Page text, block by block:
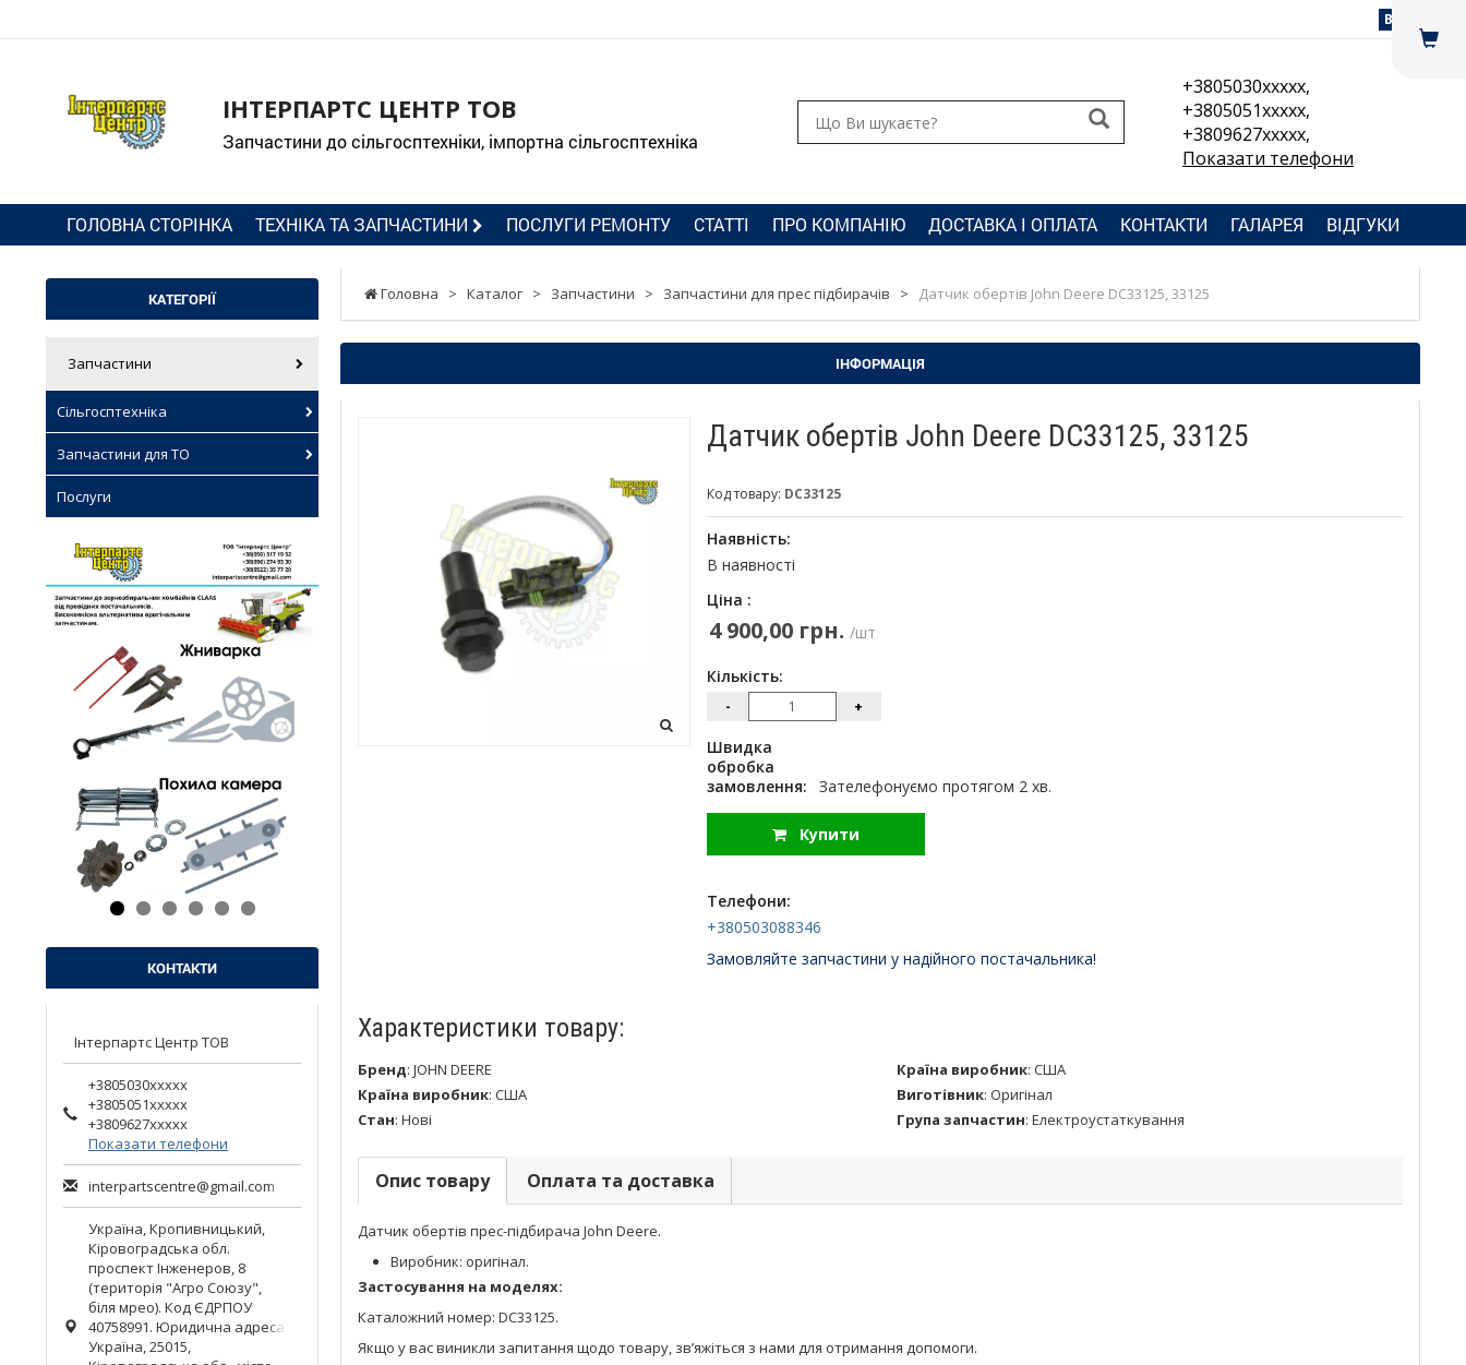
Вхід
ІНТЕРПАРТС ЦЕНТР ТОВ
Запчастини до сільгосптехніки, імпортна сільгосптехніка
+3805030xxxxx,
+3805051xxxxx,
+3809627xxxxx,
Показати телефони
ГОЛОВНА СТОРІНКА ТЕХНІКА ТА ЗАПЧАСТИНИ ПОСЛУГИ РЕМОНТУ СТАТТІ ПРО КОМПАНІЮ ДОСТАВКА І ОПЛАТА КОНТАКТИ ГАЛАРЕЯ ВІДГУКИ
Головна > Каталог > Запчастини > Запчастини для прес підбирачів > Датчик обертів John Deere DC33125, 33125
ІНФОРМАЦІЯ
Датчик обертів John Deere DC33125, 33125
Код товару: DC33125
Наявність:
В наявності
Ціна :
4 900,00 грн. /шт
Кількість:
- +
Швидка
обробка
замовлення:
Зателефонуємо протягом 2 хв.
Купити
Телефони:
+380503088346
Замовляйте запчастини у надійного постачальника!
Характеристики товару:
Бренд: JOHN DEERE Країна виробник: США
Країна виробник: США Виготівник: Оригінал
Стан: Нові Група запчастин: Електроустаткування
Опис товару Оплата та доставка
Датчик обертів прес-підбирача John Deere.
Виробник: оригінал.
Застосування на моделях:
Каталожний номер: DC33125.
Якщо у вас виникли запитання щодо товару, зв’яжіться з нами для отримання допомоги.
КАТЕГОРІЇ
Запчастини
Сільгосптехніка
Запчастини для ТО
Послуги
КОНТАКТИ
Інтерпартс Центр ТОВ
+3805030xxxxx
+3805051xxxxx
+3809627xxxxx
Показати телефони
interpartscentre@gmail.com
Україна, Кропивницький
Кіровоградська обл.
проспект Інженеров, 8
(територія "Агро Союзу",
біля мрео). Код ЄДРПОУ
40758991. Юридична адреса:
Україна, 25015,